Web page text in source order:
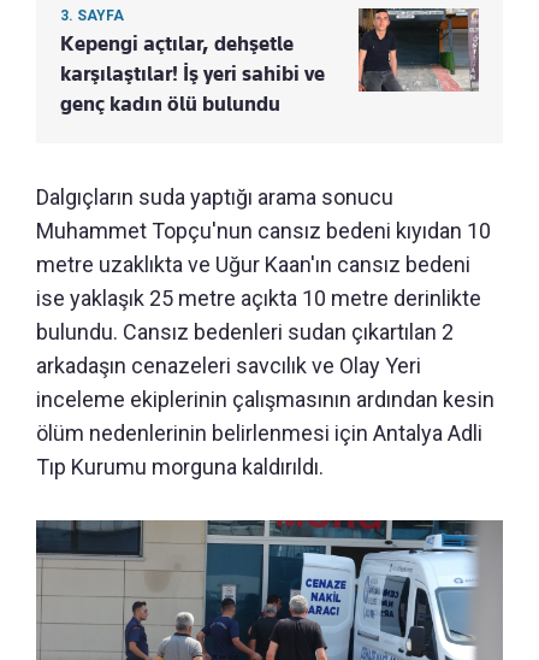
3. SAYFA
Kepengi açtılar, dehşetle
karşılaştılar! İş yeri sahibi ve
genç kadın ölü bulundu
Dalgıçların suda yaptığı arama sonucu
Muhammet Topçu'nun cansız bedeni kıyıdan 10
metre uzaklıkta ve Uğur Kaan'ın cansız bedeni
ise yaklaşık 25 metre açıkta 10 metre derinlikte
bulundu. Cansız bedenleri sudan çıkartılan 2
arkadaşın cenazeleri savcılık ve Olay Yeri
inceleme ekiplerinin çalışmasının ardından kesin
ölüm nedenlerinin belirlenmesi için Antalya Adli
Tıp Kurumu morguna kaldırıldı.